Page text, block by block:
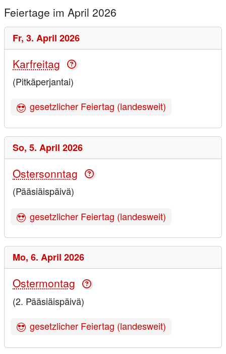
Feiertage im April 2026
Fr, 3. April 2026
Karfreitag
(Pitkäperjantai)
gesetzlicher Feiertag (landesweit)
So, 5. April 2026
Ostersonntag
(Pääsiäispäivä)
gesetzlicher Feiertag (landesweit)
Mo, 6. April 2026
Ostermontag
(2. Pääsiäispäivä)
gesetzlicher Feiertag (landesweit)